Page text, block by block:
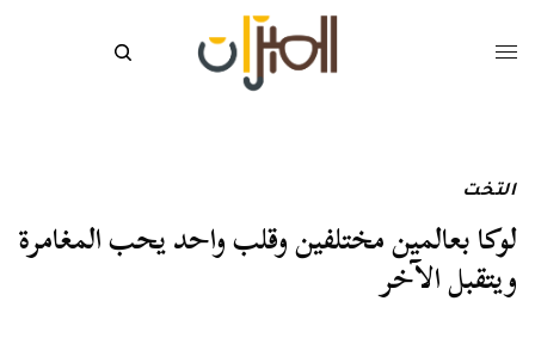
التخت
لوكا بعالمين مختلفين وقلب واحد يحب المغامرة
ويتقبل الآخر